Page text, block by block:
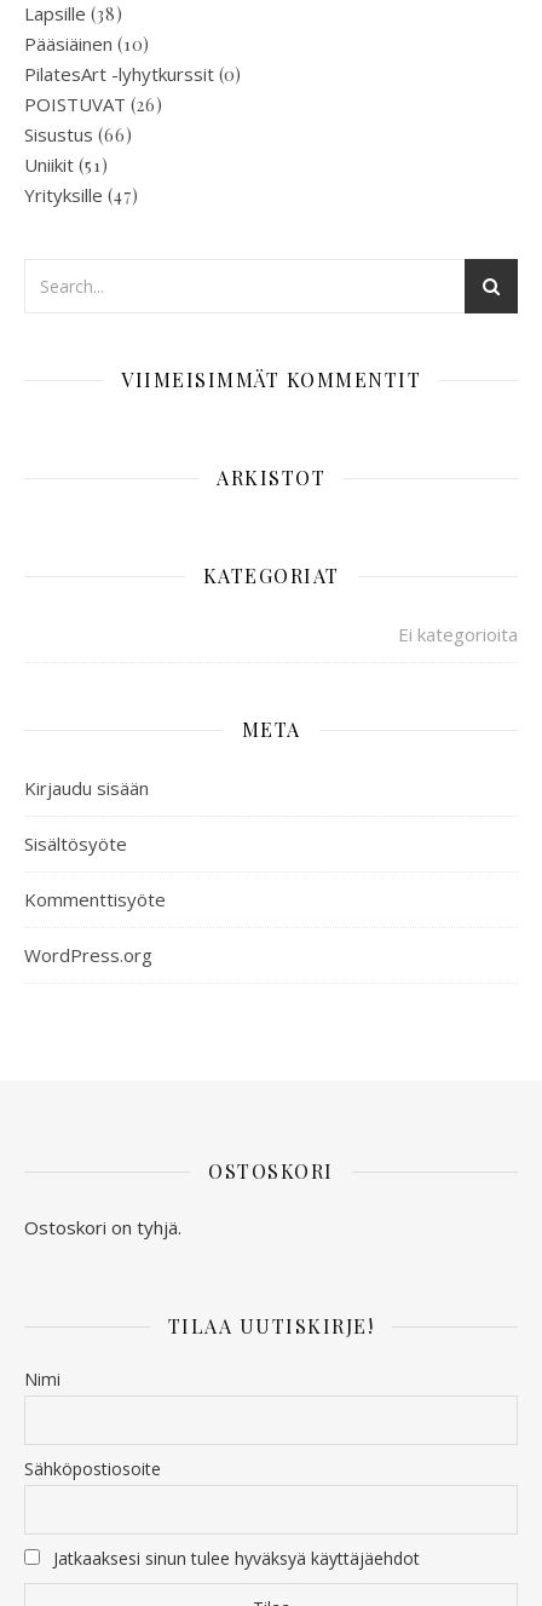
Lapsille (38)
Pääsiäinen (10)
PilatesArt -lyhytkurssit (0)
POISTUVAT (26)
Sisustus (66)
Uniikit (51)
Yrityksille (47)
VIIMEISIMMÄT KOMMENTIT
ARKISTOT
KATEGORIAT
Ei kategorioita
META
Kirjaudu sisään
Sisältösyöte
Kommenttisyöte
WordPress.org
OSTOSKORI
Ostoskori on tyhjä.
TILAA UUTISKIRJE!
Nimi
Sähköpostiosoite
Jatkaaksesi sinun tulee hyväksyä käyttäjäehdot